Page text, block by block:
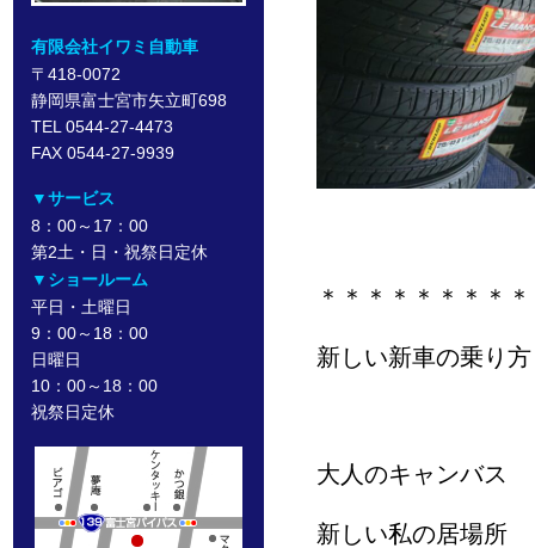
有限会社イワミ自動車
〒418-0072
静岡県富士宮市矢立町698
TEL 0544-27-4473
FAX 0544-27-9939
▼サービス
8：00～17：00
第2土・日・祝祭日定休
▼ショールーム
平日・土曜日
9：00～18：00
日曜日
10：00～18：00
祝祭日定休
＊＊＊＊＊＊＊＊
新しい新車の乗り
大人のキャンバス
新しい私の居場所